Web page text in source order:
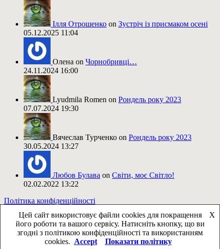
Ілля Отрошенко on Зустріч із присмаком осені
05.12.2025 11:04
Олена on Чорнобривці…
24.11.2024 16:00
Lyudmila Romen on Рондель року 2023
07.07.2024 19:30
Вячеслав Турченко on Рондель року 2023
30.05.2024 13:27
Любов Булава on Світи, моє Світло!
02.02.2022 13:22
Політика конфіденційності
WordPress Theme: Tortuga by ThemeZee.
Цей сайт використовує файли cookies для покращення
його роботи та вашого сервісу. Натисніть кнопку, що ви
згодні з політикою конфіденційності та використанням
cookies.
X
Accept Показати політику